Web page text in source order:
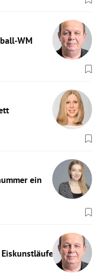
WM
ein